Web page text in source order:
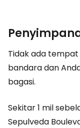
Tidak ada
bandara dan
bagasi.
Sekitar 1 mil
Sepulveda